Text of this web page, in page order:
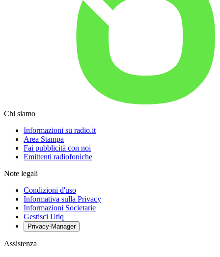
Chi siamo
Informazioni su radio.it
Area Stampa
Fai pubblicità con noi
Emittenti radiofoniche
Note legali
Condizioni d'uso
Informativa sulla Privacy
Informazioni Societarie
Gestisci Utiq
Privacy-Manager
Assistenza